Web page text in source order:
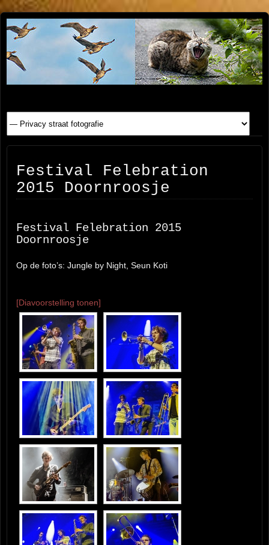
Henk
Beenen
FOTOSITE: CONCERT, STRAAT, SERIE, PEOPLE, REIS
FOTOGRAFIE
Festival Felebration
2015 Doornroosje
Festival Felebration 2015
Doornroosje
Op de foto’s: Jungle by Night, Seun Koti
[Diavoorstelling tonen]